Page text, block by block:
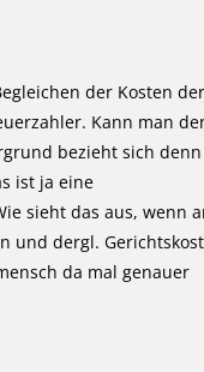
der Kosten der
Kann man
bezieht sich
ist ja eine
sieht das aus, wenn
und dergl.
da mal genauer